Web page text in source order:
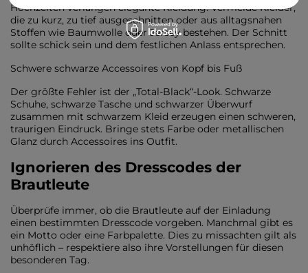
Hochzeiten verlangen elegante Kleidung. Vermeide Kleider,
die zu kurz, zu tief ausgeschnitten oder aus alltagsnahen
Stoffen wie Baumwolle oder Jersey bestehen. Der Schnitt
sollte schick sein und dem festlichen Anlass entsprechen.
Schwere schwarze Accessoires von Kopf bis Fuß
Der größte Fehler ist der „Total-Black“-Look. Schwarze
Schuhe, schwarze Tasche und schwarzer Überwurf
zusammen mit schwarzem Kleid erzeugen einen schweren,
traurigen Eindruck. Bringe stets Farbe oder metallischen
Glanz durch Accessoires ins Outfit.
Ignorieren des Dresscodes der
Brautleute
Überprüfe immer, ob die Brautleute auf der Einladung
einen bestimmten Dresscode vorgeben. Manchmal gibt es
ein Motto oder eine Farbpalette. Dies zu missachten gilt als
unhöflich – respektiere also ihre Vorstellungen für diesen
besonderen Tag.